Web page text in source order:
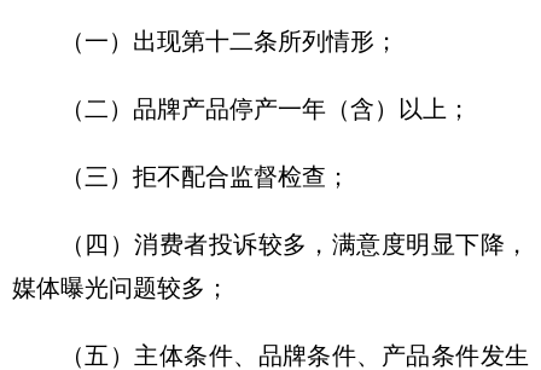
（一）出现第十二条所列情形；
（二）品牌产品停产一年（含）以上；
（三）拒不配合监督检查；
（四）消费者投诉较多，满意度明显下降，
媒体曝光问题较多；
（五）主体条件、品牌条件、产品条件发生